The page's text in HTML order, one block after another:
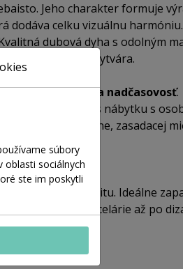
Jeho charakter formuje
celku vizuálnu
dubová dyha s odolným
stôl v priestore vytvára.
trvácnosť a nadčasovosť.
ktorí hľadajú kus nábytku s
Ideálny do jedálne, zasadacej
nadčasovú kvalitu. Ideálne
kancelárie až po
súbory
sociálnych
ste im poskytli